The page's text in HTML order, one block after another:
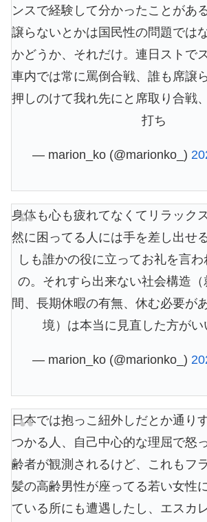
ンスで経験して分かったことがあ
譲らないとかは国民性の問題では
かどうか、それだけ。連日ストで
車内では常に罵倒合戦、誰も席譲
押しのけて我れ先にと席取り合戦
打ち
— marion_ko (@marionko_)
身体も心も疲れてなくてリラック
然に困ってる人には手を差し出せ
しも誰かの役に立ってお礼を言
の。それすら出来ない社会構造
間、長期休暇の有無、休む必要が
境）は本当に見直した方がい
— marion_ko (@marionko_)
日本では抱っこ紐外しだとか通り
つかる人、自己中心的な理屈で怒
齢者が観測されるけど、これもフ
髪の高齢男性が座ってる若い女性
ている所にも遭遇したし、エスカ